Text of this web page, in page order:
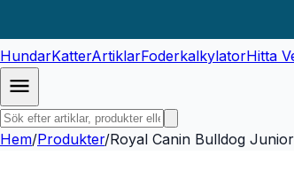
HundarKatterArtiklarFoderkalkylatorHitta
Hem/Produkter/Royal Canin Bulldog